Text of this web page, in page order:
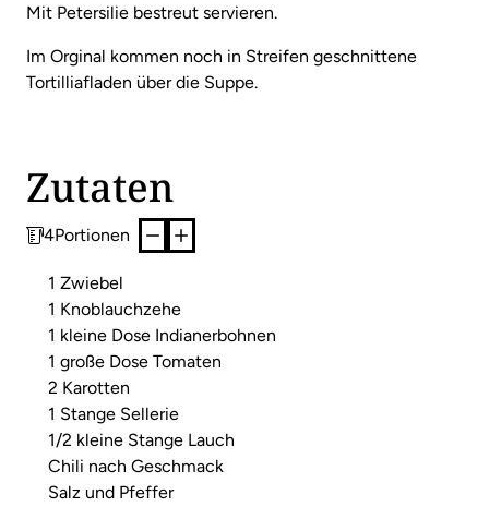
Mit Petersilie bestreut servieren.
Im Orginal kommen noch in Streifen geschnittene
Tortilliafladen über die Suppe.
Zutaten
4Portionen
1 Zwiebel
1 Knoblauchzehe
1 kleine Dose Indianerbohnen
1 große Dose Tomaten
2 Karotten
1 Stange Sellerie
1/2 kleine Stange Lauch
Chili nach Geschmack
Salz und Pfeffer